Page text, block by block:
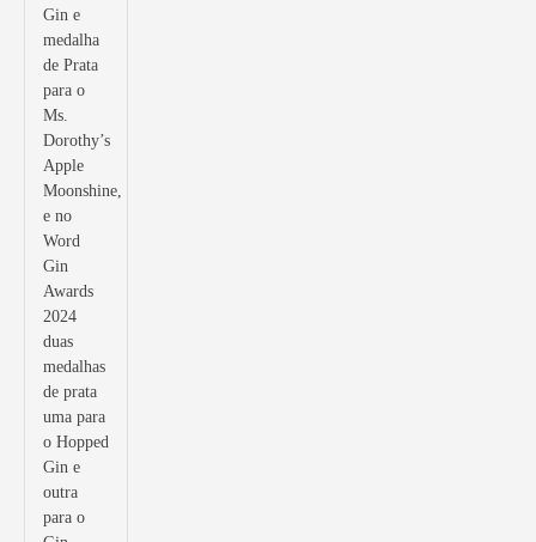
Gin e
medalha
de Prata
para o
Ms.
Dorothy’s
Apple
Moonshine,
e no
Word
Gin
Awards
2024
duas
medalhas
de prata
uma para
o Hopped
Gin e
outra
para o